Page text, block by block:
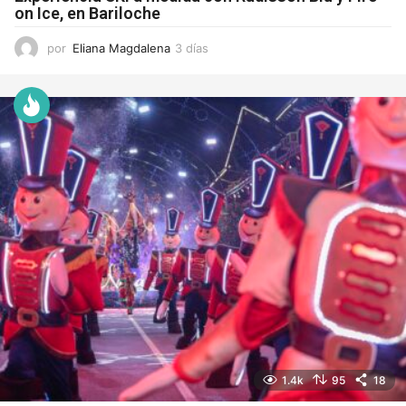
on Ice, en Bariloche
por Eliana Magdalena 3 días
a
1.4k 95 18